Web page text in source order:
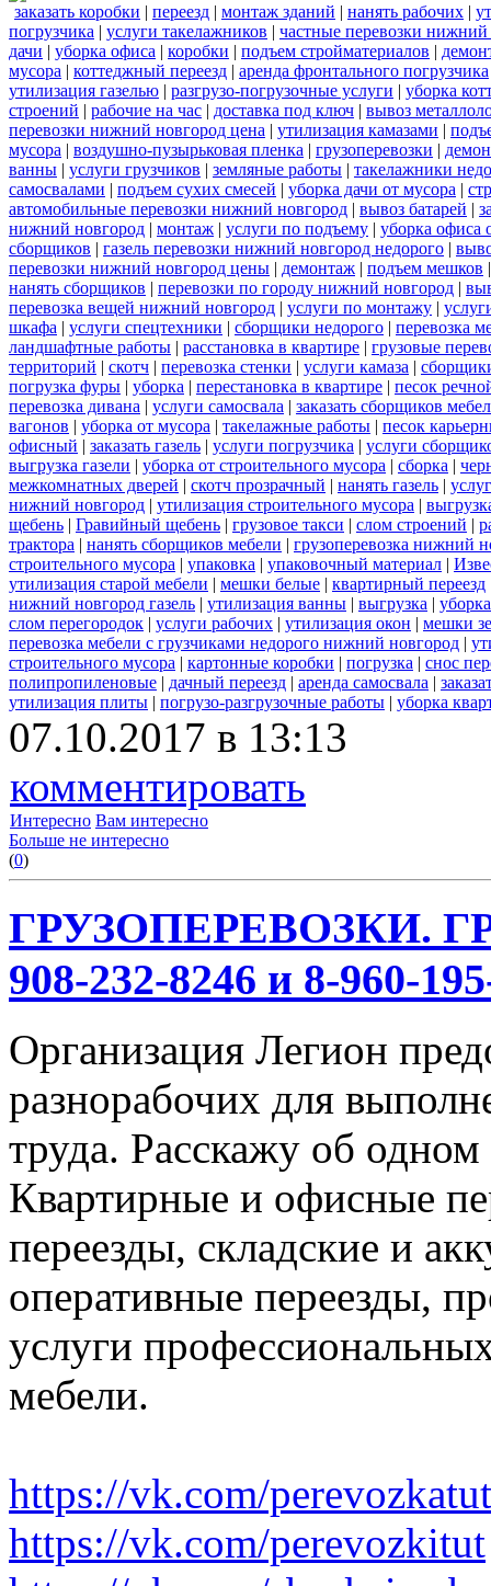
заказать коробки | переезд | монтаж зданий | нанять рабочих |
погрузчика | услуги такелажников | частные перевозки нижний
дачи | уборка офиса | коробки | подъем стройматериалов |
мусора | коттеджный переезд | аренда фронтального погрузчика
утилизация газелью | разгрузо-погрузочные услуги | уборка
строений | рабочие на час | доставка под ключ | вывоз
перевозки нижний новгород цена | утилизация камазами |
мусора | воздушно-пузырьковая пленка | грузоперевозки |
ванны | услуги грузчиков | земляные работы | такелажники
самосвалами | подъем сухих смесей | уборка дачи от мусора |
автомобильные перевозки нижний новгород | вывоз батарей |
нижний новгород | монтаж | услуги по подъему | уборка офиса
сборщиков | газель перевозки нижний новгород недорого |
перевозки нижний новгород цены | демонтаж | подъем мешков
нанять сборщиков | перевозки по городу нижний новгород |
перевозка вещей нижний новгород | услуги по монтажу |
шкафа | услуги спецтехники | сборщики недорого | перевозка
ландшафтные работы | расстановка в квартире | грузовые
территорий | скотч | перевозка стенки | услуги камаза |
погрузка фуры | уборка | перестановка в квартире | песок
перевозка дивана | услуги самосвала | заказать сборщиков
вагонов | уборка от мусора | такелажные работы | песок
офисный | заказать газель | услуги погрузчика | услуги
выгрузка газели | уборка от строительного мусора | сборка |
межкомнатных дверей | скотч прозрачный | нанять газель |
нижний новгород | утилизация строительного мусора |
щебень | Гравийный щебень | грузовое такси | слом строений |
трактора | нанять сборщиков мебели | грузоперевозка нижний
строительного мусора | упаковка | упаковочный материал |
утилизация старой мебели | мешки белые | квартирный переезд
нижний новгород газель | утилизация ванны | выгрузка |
слом перегородок | услуги рабочих | утилизация окон | мешки
перевозка мебели с грузчиками недорого нижний новгород |
строительного мусора | картонные коробки | погрузка | снос
полипропиленовые | дачный переезд | аренда самосвала |
утилизация плиты | погрузо-разгрузочные работы | уборка
07.10.2017 в 13:13
комментировать
Интересно Вам интересно
Больше не интересно
(0)
ГРУЗОПЕРЕВОЗКИ.
908-232-8246 и 8-960-
Организация Легион
разнорабочих для
труда. Расскажу об
Квартирные и офисные
переезды, складские и
оперативные переезды,
услуги
мебели.
https://vk.com/perevozkatut
https://vk.com/perevozkitut